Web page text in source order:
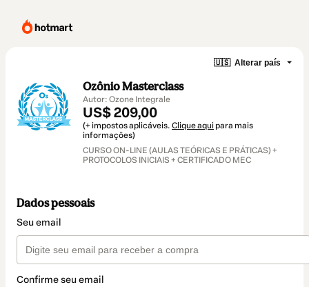
🇺🇸 Alterar país
Ozônio Masterclass
Autor: Ozone Integrale
US$ 209,00
(+ impostos aplicáveis. Clique aqui para mais
informações)
CURSO ON-LINE (AULAS TEÓRICAS E PRÁTICAS) +
PROTOCOLOS INICIAIS + CERTIFICADO MEC
Dados pessoais
Seu email
Confirme seu email